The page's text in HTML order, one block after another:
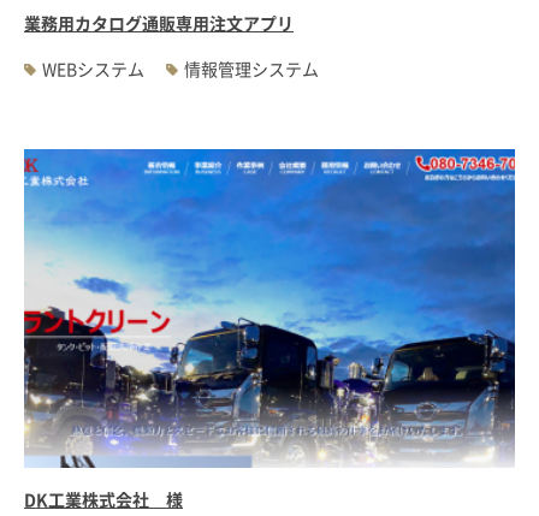
業務用カタログ通販専用注文アプリ
WEBシステム
情報管理システム
DK工業株式会社 様